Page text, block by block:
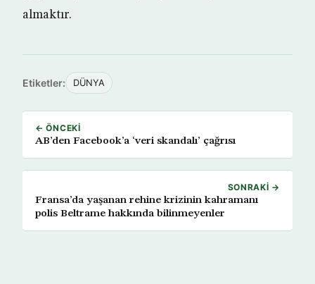
almaktır.
Etiketler: DÜNYA
← ÖNCEKI
AB’den Facebook’a ‘veri skandalı’ çağrısı
SONRAKI →
Fransa’da yaşanan rehine krizinin kahramanı
polis Beltrame hakkında bilinmeyenler